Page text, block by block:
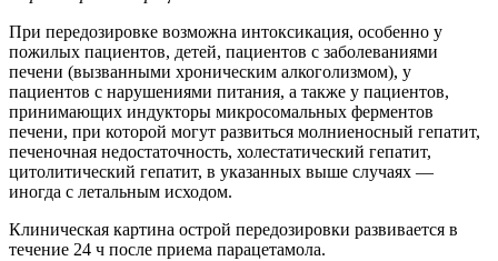
При передозировке возможна интоксикация, особенно у
пожилых пациентов, детей, пациентов с заболеваниями
печени (вызванными хроническим алкоголизмом), у
пациентов с нарушениями питания, а также у пациентов,
принимающих индукторы микросомальных ферментов
печени, при которой могут развиться молниеносный гепатит,
печеночная недостаточность, холестатический гепатит,
цитолитический гепатит, в указанных выше случаях —
иногда с летальным исходом.
Клиническая картина острой передозировки развивается в
течение 24 ч после приема парацетамола.